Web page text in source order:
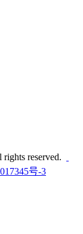
rights reserved.
号-3